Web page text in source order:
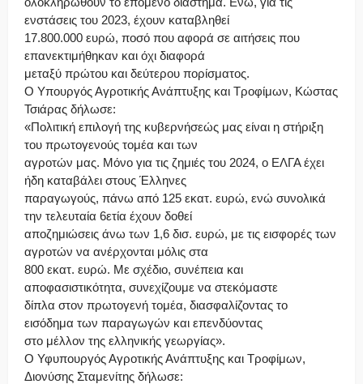
ενστάσεις του 2023, έχουν καταβληθεί
17.800.000 ευρώ, ποσό που αφορά σε αιτήσεις που
επανεκτιμήθηκαν και όχι διαφορά
μεταξύ πρώτου και δεύτερου πορίσματος.
Ο Υπουργός Αγροτικής Ανάπτυξης και Τροφίμων, Κώστας
Τσιάρας δήλωσε:
«Πολιτική επιλογή της κυβερνήσεώς μας είναι η στήριξη
του πρωτογενούς τομέα και των
αγροτών μας. Μόνο για τις ζημιές του 2024, ο ΕΛΓΑ έχει
ήδη καταβάλει στους Έλληνες
παραγωγούς, πάνω από 125 εκατ. ευρώ, ενώ συνολικά
την τελευταία 6ετία έχουν δοθεί
αποζημιώσεις άνω των 1,6 δισ. ευρώ, με τις εισφορές των
αγροτών να ανέρχονται μόλις στα
800 εκατ. ευρώ. Με σχέδιο, συνέπεια και
αποφασιστικότητα, συνεχίζουμε να στεκόμαστε
δίπλα στον πρωτογενή τομέα, διασφαλίζοντας το
εισόδημα των παραγωγών και επενδύοντας
στο μέλλον της ελληνικής γεωργίας».
Ο Υφυπουργός Αγροτικής Ανάπτυξης και Τροφίμων,
Διονύσης Σταμενίτης δήλωσε: